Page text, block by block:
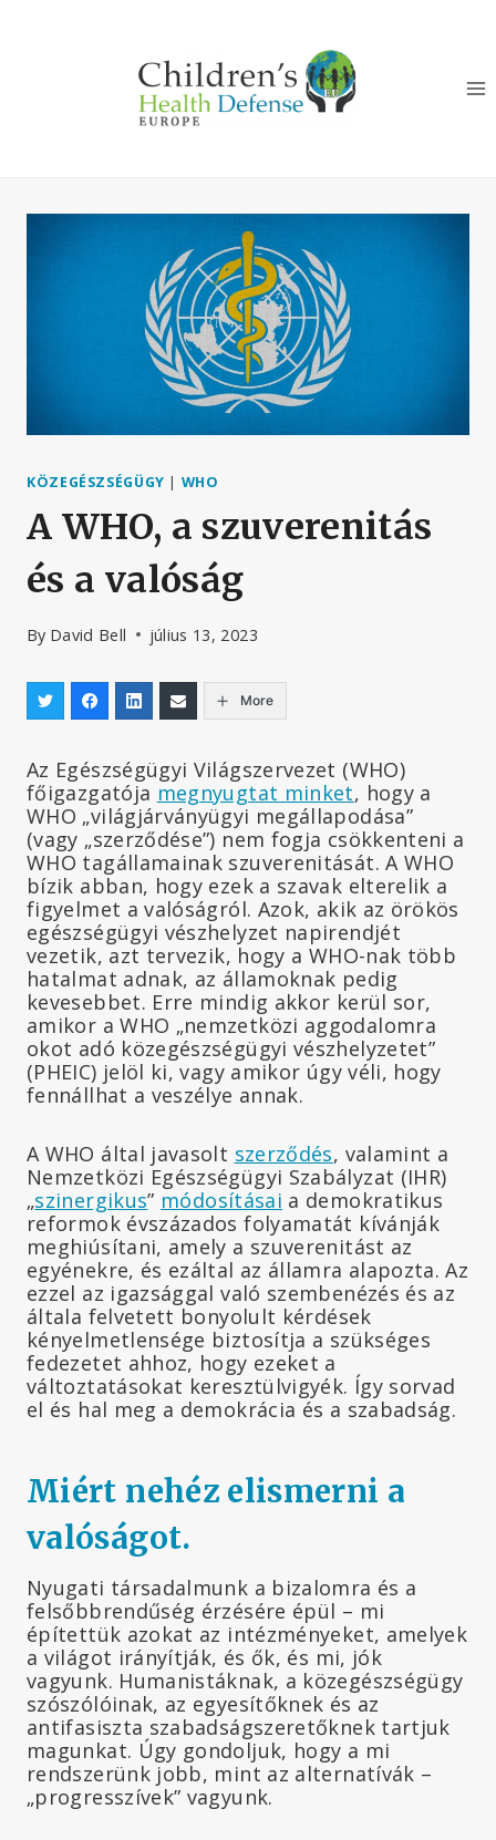
KÖZEGÉSZSÉGÜGY | WHO
A WHO, a szuverenitás
és a valóság
By David Bell július 13, 2023
More
Az Egészségügyi Világszervezet (WHO)
főigazgatója megnyugtat minket, hogy a
WHO „világjárványügyi megállapodása”
(vagy „szerződése”) nem fogja csökkenteni a
WHO tagállamainak szuverenitását. A WHO
bízik abban, hogy ezek a szavak elterelik a
figyelmet a valóságról. Azok, akik az örökös
egészségügyi vészhelyzet napirendjét
vezetik, azt tervezik, hogy a WHO-nak több
hatalmat adnak, az államoknak pedig
kevesebbet. Erre mindig akkor kerül sor,
amikor a WHO „nemzetközi aggodalomra
okot adó közegészségügyi vészhelyzetet”
(PHEIC) jelöl ki, vagy amikor úgy véli, hogy
fennállhat a veszélye annak.
A WHO által javasolt szerződés, valamint a
Nemzetközi Egészségügyi Szabályzat (IHR)
„szinergikus” módosításai a demokratikus
reformok évszázados folyamatát kívánják
meghiúsítani, amely a szuverenitást az
egyénekre, és ezáltal az államra alapozta. Az
ezzel az igazsággal való szembenézés és az
általa felvetett bonyolult kérdések
kényelmetlensége biztosítja a szükséges
fedezetet ahhoz, hogy ezeket a
változtatásokat keresztülvigyék. Így sorvad
el és hal meg a demokrácia és a szabadság.
Miért nehéz elismerni a
valóságot.
Nyugati társadalmunk a bizalomra és a
felsőbbrendűség érzésére épül – mi
építettük azokat az intézményeket, amelyek
a világot irányítják, és ők, és mi, jók
vagyunk. Humanistáknak, a közegészségügy
szószólóinak, az egyesítőknek és az
antifasiszta szabadságszeretőknek tartjuk
magunkat. Úgy gondoljuk, hogy a mi
rendszerünk jobb, mint az alternatívák –
„progresszívek” vagyunk.